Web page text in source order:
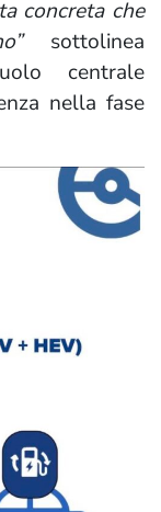
concreta che
sottolinea
centrale
nella fase